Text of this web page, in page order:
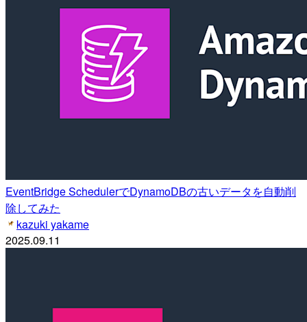
EventBridge SchedulerでDynamoDBの古いデータを自動削
除してみた
kazuki yakame
2025.09.11